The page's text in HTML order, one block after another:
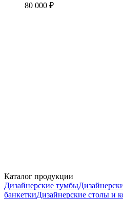
80 000 ₽
Каталог продукции
Дизайнерские тумбы
банкеткиДизайнерские столы и